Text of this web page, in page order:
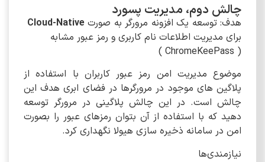
چالش دوم، مدیریت پسورد
هدف: توسعه یک افزونه مرورگر به صورتCloud-Native
برای مدیریت اطلاعات نام کاربری و رمز عبور مشابه
( ChromeKeePass )
موضوع مدیریت امن رمز عبور کاربران با استفاده از
پلاگین های موجود در مرورگرها در فضای ابری هدف این
چالش است. در این چالش پلاگینی در مرورگر توسعه
دهید که با استفاده از آن بتوان رمزهای عبور را بصورت
امن در سامانه ذخیره سازی هیولا نگهداری کرد.
نیازمندی‌ها